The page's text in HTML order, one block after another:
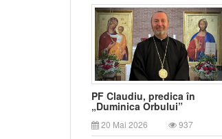
PF Claudiu, predica în
„Duminica Orbului”
20 Mai 2026 937